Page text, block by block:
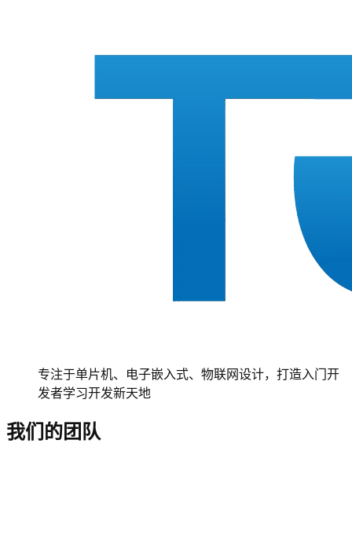
专注于单片机、电子嵌入式、物联网设计，打造入门开
发者学习开发新天地
我们的团队